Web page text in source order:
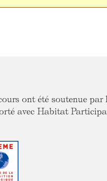
ont été soutenue
avec Habitat